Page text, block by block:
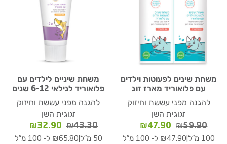
משחת שינים לפעוטות וילדים
עם פלואוריד מארז זוג
להגנה מפני עששת וחיזוק
זגוגית השן
₪59.90
המחיר
המקורי
₪47.90
המחיר
הנוכחי
100 מ"ל ₪47.90 ל- 100 מ"ל
משחת שיניים לילדים עם
פלואוריד לגילאי 6-12 שנים
להגנה מפני עששת וחיזוק
זגוגית השן
₪43.30
המחיר
המקורי
₪32.90
הנוכחי
50 מ"ל ₪65.80 ל- 100 מ"ל